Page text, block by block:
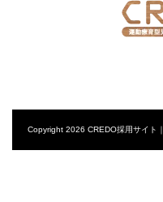
Copyright 2026 CREDO採用サイト